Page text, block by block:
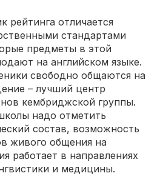
рейтинга отличается
стандартами
предметы в этой
на английском языке.
свободно общаются на
– лучший центр
кембриджской группы.
надо отметить
состав, возможность
живого общения на
работает в направлениях
и медицины.